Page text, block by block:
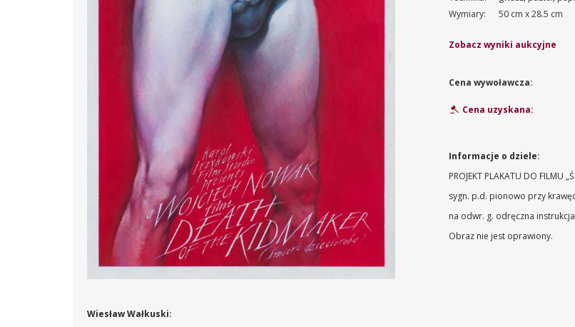
Wymiary:
50 cm x 28.5 cm
Zobacz wyniki aukcyjne
Cena wywoławcza:
Cena uzyskana:
Informacje o dziele:
PROJEKT PLAKATU DO FILMU
sygn. p.d. pionowo przy
na odwr. g. odręczna
Obraz nie jest oprawiony.
Wiesław Wałkuski: